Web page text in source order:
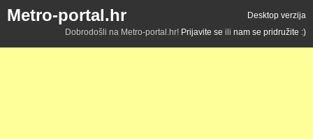
Metro-portal.hr
Desktop verzija
Dobrodošli na Metro-portal.hr! Prijavite se ili nam se pridružite :)